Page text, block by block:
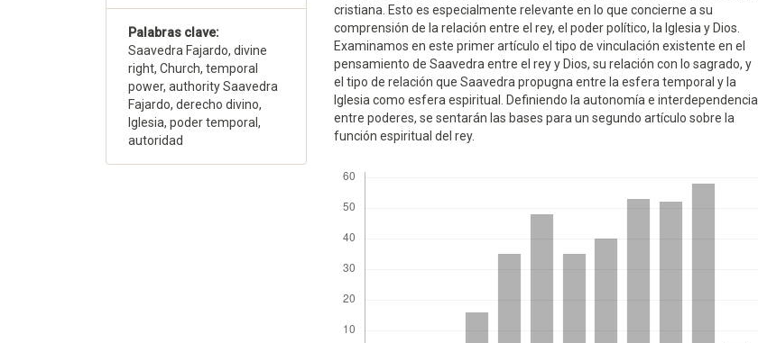
Palabras clave:
Saavedra Fajardo, divine
right, Church, temporal
power, authority Saavedra
Fajardo, derecho divino,
Iglesia, poder temporal,
autoridad
cristiana. Esto es especialmente relevante en lo que concierne a su
comprensión de la relación entre el rey, el poder político, la Iglesia y Dios.
Examinamos en este primer artículo el tipo de vinculación existente en el
pensamiento de Saavedra entre el rey y Dios, su relación con lo sagrado, y
el tipo de relación que Saavedra propugna entre la esfera temporal y la
Iglesia como esfera espiritual. Definiendo la autonomía e interdependencia
entre poderes, se sentarán las bases para un segundo artículo sobre la
función espiritual del rey.